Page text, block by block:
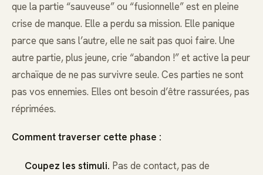
que la partie “sauveuse” ou “fusionnelle” est en pleine
crise de manque. Elle a perdu sa mission. Elle panique
parce que sans l’autre, elle ne sait pas quoi faire. Une
autre partie, plus jeune, crie “abandon !” et active la peur
archaïque de ne pas survivre seule. Ces parties ne sont
pas vos ennemies. Elles ont besoin d’être rassurées, pas
réprimées.
Comment traverser cette phase :
Coupez les stimuli. Pas de contact, pas de